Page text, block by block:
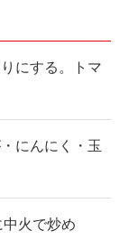
にする。トマ
にんにく・玉
火で炒め